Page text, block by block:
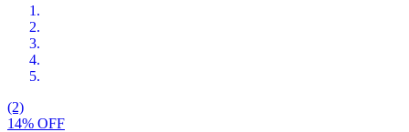
(2)
14% OFF